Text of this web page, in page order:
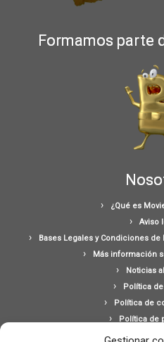
Formamos parte
¿Qué es
Aviso
Bases Legales y Condiciones
Más información
Noticias
Política
Política de
Política de
Ponte en